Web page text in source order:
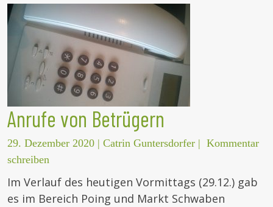
Anrufe von Betrügern
29. Dezember 2020 | Catrin Guntersdorfer | Kommentar
schreiben
Im Verlauf des heutigen Vormittags (29.12.) gab
es im Bereich Poing und Markt Schwaben